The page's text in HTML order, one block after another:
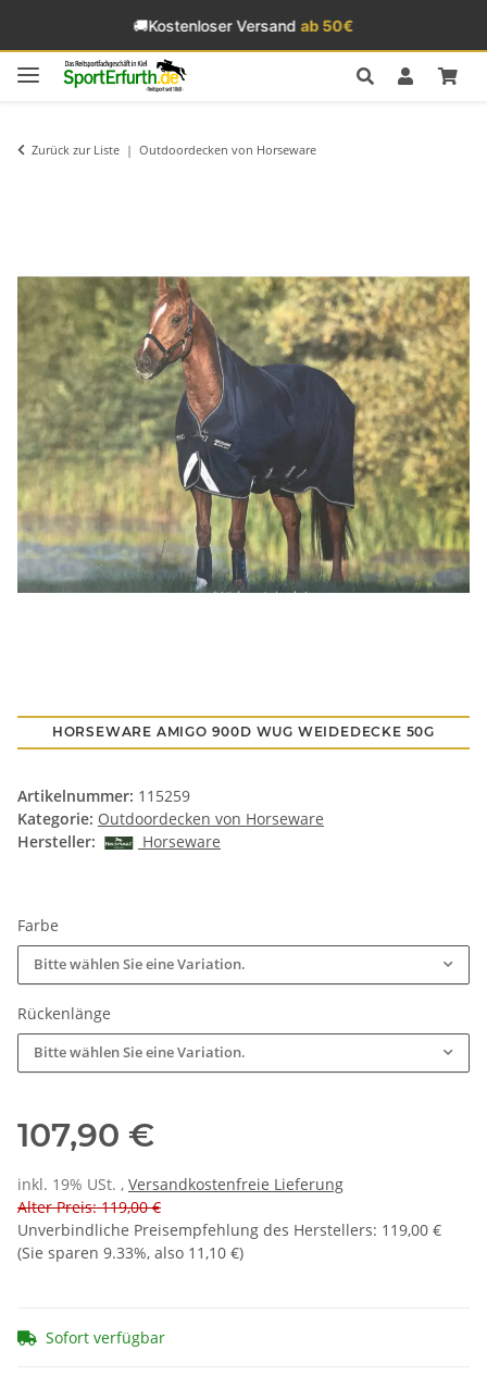
🚚Kostenloser Versandab 50€
Zurück zur Liste Outdoordecken von Horseware
HORSEWARE AMIGO 900D WUG WEIDEDECKE 50G
Artikelnummer: 115259
Kategorie: Outdoordecken von Horseware
Hersteller:
Horseware
Farbe
Bitte wählen Sie eine Variation.
Rückenlänge
Bitte wählen Sie eine Variation.
107,90 €
inkl. 19% USt. , Versandkostenfreie Lieferung
Alter Preis: 119,00 €
Unverbindliche Preisempfehlung des Herstellers: 119,00 €
(Sie sparen 9.33%, also 11,10 €)
Sofort verfügbar